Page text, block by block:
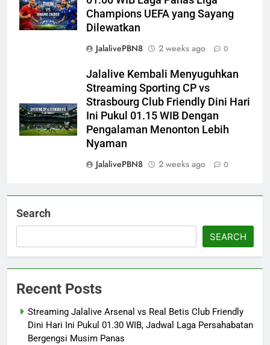
Champions UEFA yang Sayang
Dilewatkan
JalalivePBN8
2 weeks ago 0
Jalalive Kembali Menyuguhkan
Streaming Sporting CP vs
Strasbourg Club Friendly Dini Hari
Ini Pukul 01.15 WIB Dengan
Pengalaman Menonton Lebih
Nyaman
JalalivePBN8
2 weeks ago 0
Search
SEARCH
Recent Posts
Streaming Jalalive Arsenal vs Real Betis Club Friendly
Dini Hari Ini Pukul 01.30 WIB, Jadwal Laga Persahabatan
Bergengsi Musim Panas